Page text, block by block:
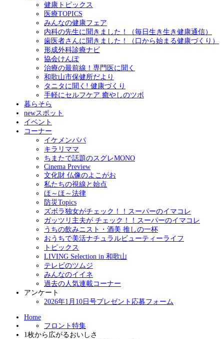
健康トピックス
医療TOPICS
みんなの健康フェア
内科の先生に聞きました！（毎日生き生き健康通信）
歯医者さんに聞きました！（口から始まる健康づくり）
形成外科診療ナビ
協会けんぽ
治療の最前線！専門医に聞く
和歌山市保健所だより
タニタに聞く! 健康づくり
手軽にセルフケア 癒やしのツボ
暮らそら
newスポット
イベント
コーナー
イケメンパパ
キラリママ
ちまたで話題のスグレMONO
Cinema Preview
文化財 仏像のよこがお
私たちの視線と始点
ほ～ほ～法律
防災Topics
ズボラ独女がチェック！！スーパーのイマコレ
ガッツリ主夫が チェック！！スーパーのイマコレ
うちの飲みニスト・酒美 推しの一杯
おうちで美活ナチュラルビューティーライフ
トピックス
LIVING Selection in 和歌山
テレビのツムジ
みんなのイイネ
過去の人気連載コーナー
アンケート
2026年1月10日号プレゼント応募フォーム
Home
フロント特集
1枚から広がるおいしさ